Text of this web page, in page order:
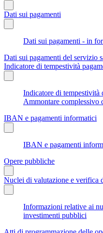
Dati sui pagamenti
Dati sui pagamenti - in
Dati sui pagamenti del servizio
Indicatore di tempestività
Indicatore di tempestività
Ammontare complessivo
IBAN e pagamenti informatici
IBAN e pagamenti
Opere pubbliche
Nuclei di valutazione e verifica
Informazioni relative ai
investimenti pubblici